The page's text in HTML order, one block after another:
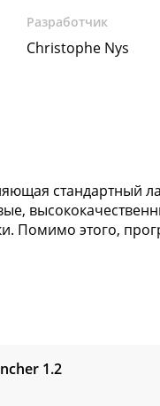
Разработчик
Christophe Nys
стандартный
Помимо этого,
1.2